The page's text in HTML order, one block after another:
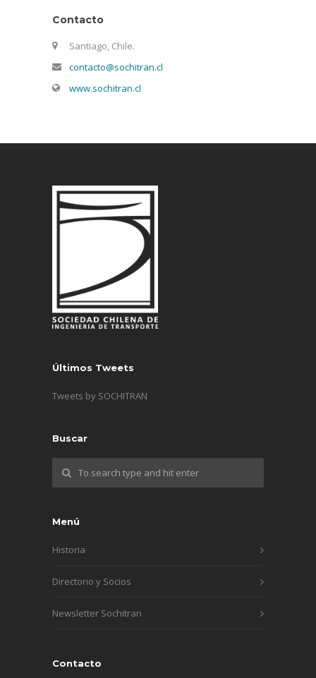
Contacto
Santiago, Chile.
contacto@sochitran.cl
www.sochitran.cl
Últimos Tweets
Tweets by SOCHITRAN
Buscar
Menú
Historia
Directorio y Socios
Newsletter Sochitran
Contacto